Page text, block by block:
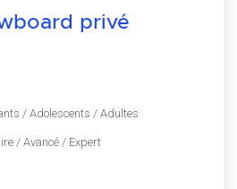
privé
/ Adolescents / Adultes
/ Avancé / Expert